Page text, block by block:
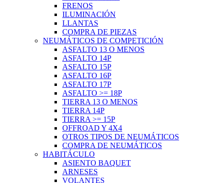
FRENOS
ILUMINACIÓN
LLANTAS
COMPRA DE PIEZAS
NEUMÁTICOS DE COMPETICIÓN
ASFALTO 13 O MENOS
ASFALTO 14P
ASFALTO 15P
ASFALTO 16P
ASFALTO 17P
ASFALTO >= 18P
TIERRA 13 O MENOS
TIERRA 14P
TIERRA >= 15P
OFFROAD Y 4X4
OTROS TIPOS DE NEUMÁTICOS
COMPRA DE NEUMÁTICOS
HABITÁCULO
ASIENTO BAQUET
ARNESES
VOLANTES